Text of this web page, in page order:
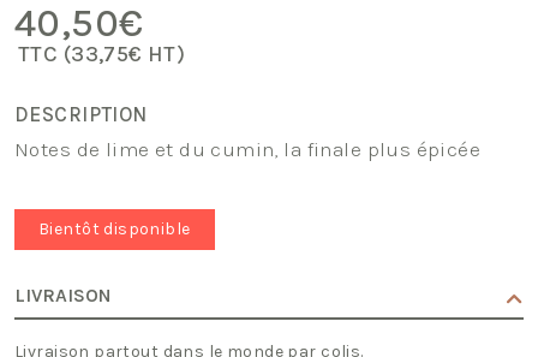
40,50€
TTC (33,75€ HT)
DESCRIPTION
Notes de lime et du cumin, la finale plus épicée
Bientôt disponible
LIVRAISON
Livraison partout dans le monde par colis.